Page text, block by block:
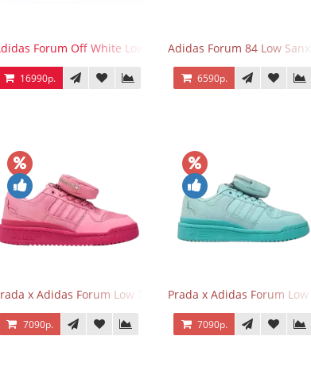
Forum Off White Low White Black
16990р.
Adidas Forum 84 Low
6590р.
x Adidas Forum Low Triple Pink
7090р.
Prada x Adidas Forum
7090р.